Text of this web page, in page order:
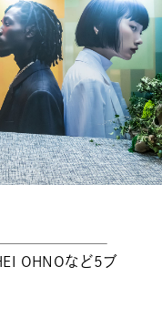
OHNOなど5ブ